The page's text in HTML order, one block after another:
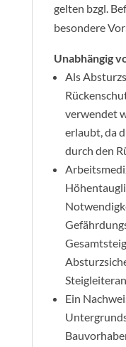
gelten bzgl.
besondere
Unabhängig
Als
verwendet
erlaubt, da
durch den
Ein